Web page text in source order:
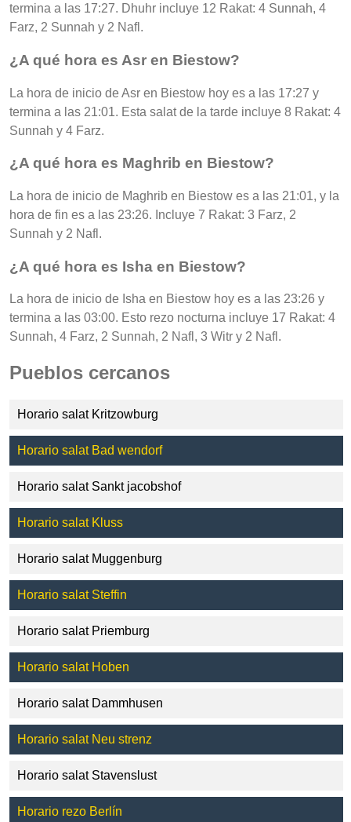
termina a las 17:27. Dhuhr incluye 12 Rakat: 4 Sunnah, 4
Farz, 2 Sunnah y 2 Nafl.
¿A qué hora es Asr en Biestow?
La hora de inicio de Asr en Biestow hoy es a las 17:27 y
termina a las 21:01. Esta salat de la tarde incluye 8 Rakat: 4
Sunnah y 4 Farz.
¿A qué hora es Maghrib en Biestow?
La hora de inicio de Maghrib en Biestow es a las 21:01, y la
hora de fin es a las 23:26. Incluye 7 Rakat: 3 Farz, 2
Sunnah y 2 Nafl.
¿A qué hora es Isha en Biestow?
La hora de inicio de Isha en Biestow hoy es a las 23:26 y
termina a las 03:00. Esto rezo nocturna incluye 17 Rakat: 4
Sunnah, 4 Farz, 2 Sunnah, 2 Nafl, 3 Witr y 2 Nafl.
Pueblos cercanos
Horario salat Kritzowburg
Horario salat Bad wendorf
Horario salat Sankt jacobshof
Horario salat Kluss
Horario salat Muggenburg
Horario salat Steffin
Horario salat Priemburg
Horario salat Hoben
Horario salat Dammhusen
Horario salat Neu strenz
Horario salat Stavenslust
Horario rezo Berlín